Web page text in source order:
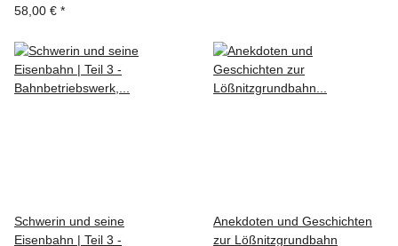
58,00 € *
Schwerin und seine
Eisenbahn | Teil 3 -
Anekdoten und Geschichten
zur Lößnitzgrundbahn